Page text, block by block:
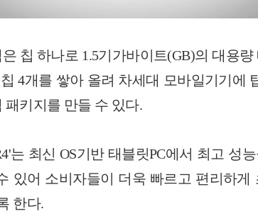
칩 하나로 1.5기가바이트(GB)의 대용
4개를 쌓아 올려 차세대 모바일기기에
패키지를 만들 수 있다.
는 최신 OS기반 태블릿PC에서 최고 성
있어 소비자들이 더욱 빠르고 편리하게
한다.